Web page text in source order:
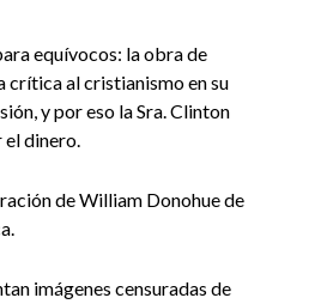
equívocos: la obra de
crítica al cristianismo en su
y por eso la Sra. Clinton
dinero.
de William Donohue de
imágenes censuradas de